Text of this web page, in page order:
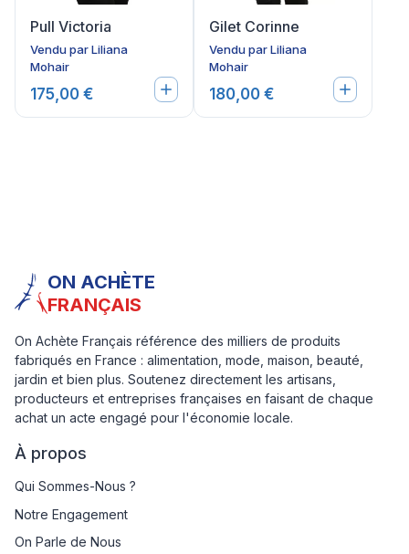
Pull Victoria
Vendu parLiliana
Mohair
175,00 €
Gilet Corinne
Vendu parLiliana
Mohair
180,00 €
ON ACHÈTE
FRANÇAIS
On Achète Français référence des milliers de produits
fabriqués en France : alimentation, mode, maison, beauté,
jardin et bien plus. Soutenez directement les artisans,
producteurs et entreprises françaises en faisant de chaque
achat un acte engagé pour l'économie locale.
À propos
Qui Sommes-Nous ?
Notre Engagement
On Parle de Nous